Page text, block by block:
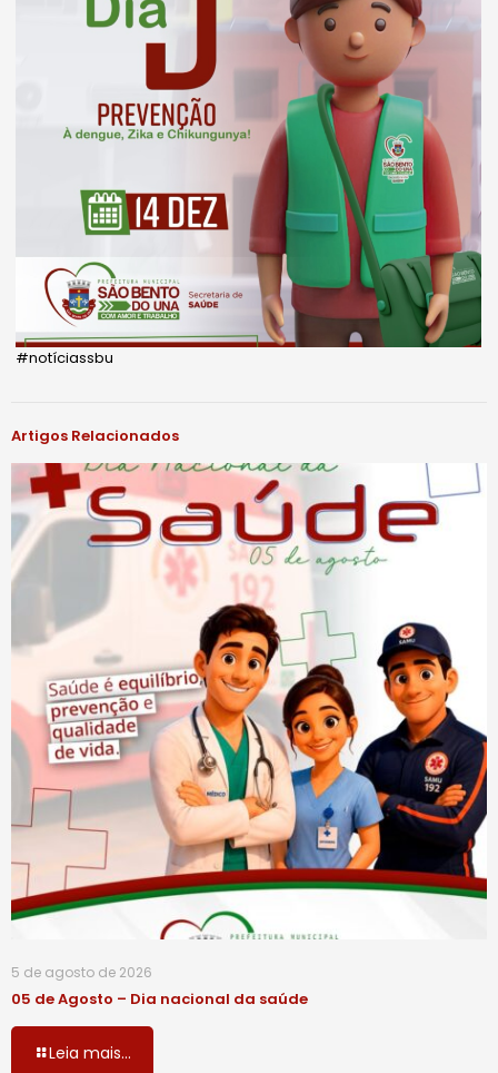
#notíciassbu
Artigos Relacionados
5 de agosto de 2026
05 de Agosto – Dia nacional da saúde
Leia mais...